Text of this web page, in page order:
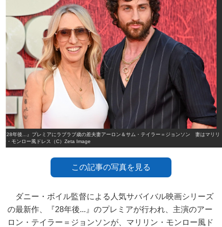
『28年後...』プレミアにラブラブ歳の差夫妻アーロン＆サム・テイラー＝ジョンソン 妻はマリリ
ン・モンロー風ドレス（C）Zeta Image
この記事の写真を見る
ダニー・ボイル監督による人気サバイバル映画シリーズ
の最新作、『28年後...』のプレミアが行われ、主演のアー
ロン・テイラー＝ジョンソンが、マリリン・モンロー風ド